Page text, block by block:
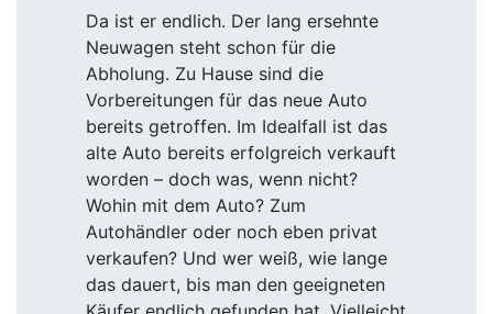
Da ist er endlich. Der lang ersehnte
Neuwagen steht schon für die
Abholung. Zu Hause sind die
Vorbereitungen für das neue Auto
bereits getroffen. Im Idealfall ist das
alte Auto bereits erfolgreich verkauft
worden – doch was, wenn nicht?
Wohin mit dem Auto? Zum
Autohändler oder noch eben privat
verkaufen? Und wer weiß, wie lange
das dauert, bis man den geeigneten